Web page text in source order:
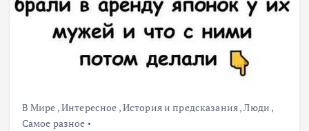
В Мире ,Интересное ,История и предсказания,Люди ,
Самое разное